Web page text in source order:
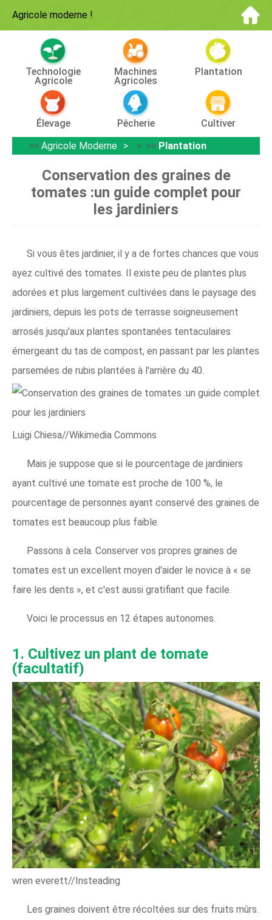
Agricole moderne !
Technologie
Agricole
Machines
Agricoles
Plantation
Élevage Pêcherie
Cultiver
>> Agricole Moderne > >> Plantation
Conservation des graines de
tomates :un guide complet pour
les jardiniers
Si vous êtes jardinier, il y a de fortes chances que vous
ayez cultivé des tomates. Il existe peu de plantes plus
adorées et plus largement cultivées dans le paysage des
jardiniers, depuis les pots de terrasse soigneusement
arrosés jusqu'aux plantes spontanées tentaculaires
émergeant du tas de compost, en passant par les plantes
parsemées de rubis plantées à l'arrière du 40.
Luigi Chiesa//Wikimedia Commons
Mais je suppose que si le pourcentage de jardiniers
ayant cultivé une tomate est proche de 100 %, le
pourcentage de personnes ayant conservé des graines de
tomates est beaucoup plus faible.
Passons à cela. Conserver vos propres graines de
tomates est un excellent moyen d'aider le novice à « se
faire les dents », et c'est aussi gratifiant que facile.
Voici le processus en 12 étapes autonomes.
1. Cultivez un plant de tomate
(facultatif)
wren everett//Insteading
Les graines doivent être récoltées sur des fruits mûrs.